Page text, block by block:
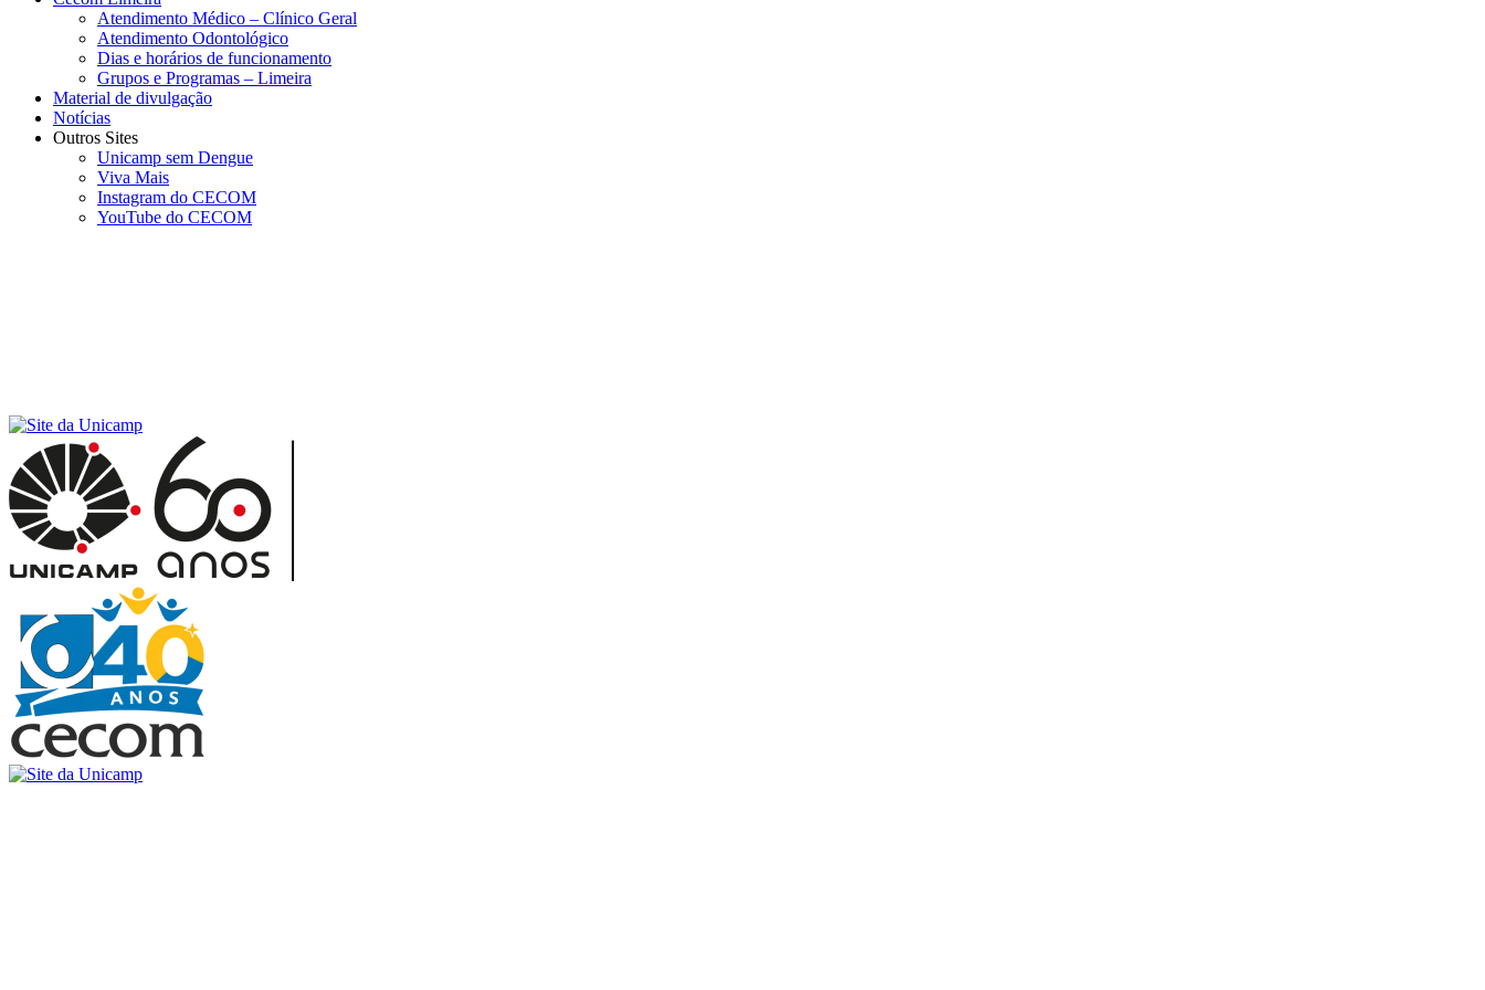
Atendimento Médico – Clínico Geral
Atendimento Odontológico
Dias e horários de funcionamento
Grupos e Programas – Limeira
Material de divulgação
Notícias
Outros Sites
Unicamp sem Dengue
Viva Mais
Instagram do CECOM
YouTube do CECOM